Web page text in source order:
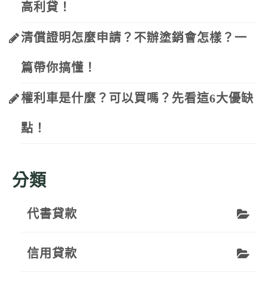
高利貸！
清償證明怎麼申請？不辦塗銷會怎樣？一
篇帶你搞懂！
權利車是什麼？可以買嗎？先看這6大優缺
點！
分類
代書貸款
信用貸款